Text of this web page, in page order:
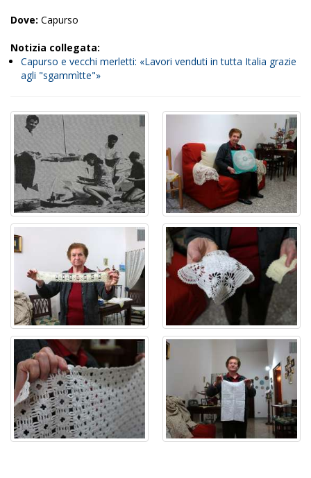
Dove: Capurso
Notizia collegata:
Capurso e vecchi merletti: «Lavori venduti in tutta Italia grazie
agli "sgammìtte"»